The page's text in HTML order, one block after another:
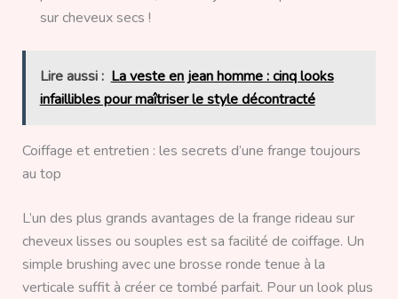
sur cheveux secs !
Lire aussi : La veste en jean homme : cinq looks
infaillibles pour maîtriser le style décontracté
Coiffage et entretien : les secrets d’une frange toujours
au top
L’un des plus grands avantages de la frange rideau sur
cheveux lisses ou souples est sa facilité de coiffage. Un
simple brushing avec une brosse ronde tenue à la
verticale suffit à créer ce tombé parfait. Pour un look plus